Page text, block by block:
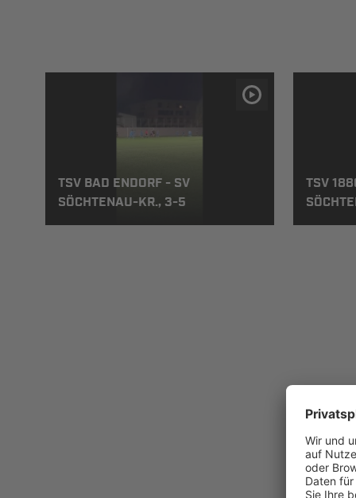
TSV BAD ENDORF - SV
SÖCHTENAU-KR., 3-5
TSV